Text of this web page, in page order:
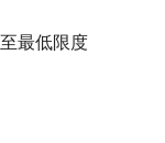
最低限度